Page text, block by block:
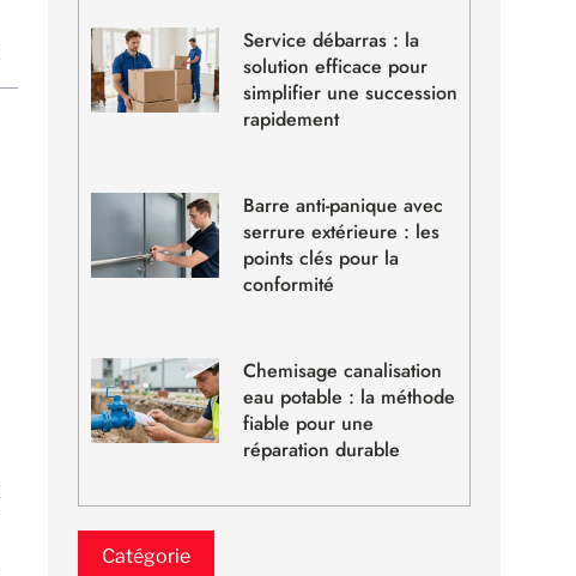
Service débarras : la
solution efficace pour
simplifier une succession
rapidement
Barre anti-panique avec
serrure extérieure : les
points clés pour la
conformité
Chemisage canalisation
eau potable : la méthode
fiable pour une
réparation durable
Catégorie